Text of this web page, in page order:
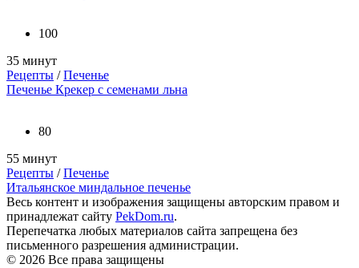
100
35 минут
Рецепты /Печенье
Печенье Крекер с семенами льна
80
55 минут
Рецепты /Печенье
Итальянское миндальное печенье
Весь контент и изображения защищены авторским правом и
принадлежат сайту PekDom.ru.
Перепечатка любых материалов сайта запрещена без
письменного разрешения администрации.
© 2026 Все права защищены